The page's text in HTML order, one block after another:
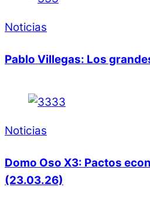
Noticias
Pablo Villegas: Los
Noticias
Domo Oso X3: Pactos
(23.03.26)